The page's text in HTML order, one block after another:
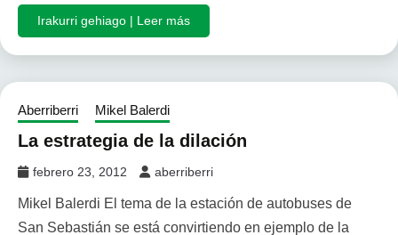
Irakurri gehiago | Leer más
Aberriberri Mikel Balerdi
La estrategia de la dilación
febrero 23, 2012 aberriberri
Mikel Balerdi El tema de la estación de autobuses de
San Sebastián se está convirtiendo en ejemplo de la